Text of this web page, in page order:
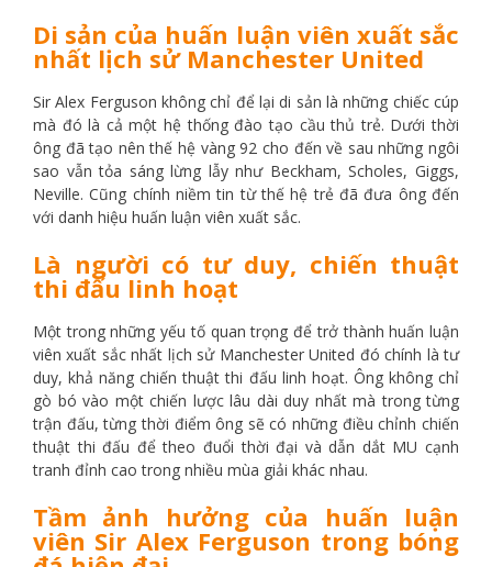
Di sản của huấn luận viên xuất sắc
nhất lịch sử Manchester United
Sir Alex Ferguson không chỉ để lại di sản là những chiếc cúp
mà đó là cả một hệ thống đào tạo cầu thủ trẻ. Dưới thời
ông đã tạo nên thế hệ vàng 92 cho đến về sau những ngôi
sao vẫn tỏa sáng lừng lẫy như Beckham, Scholes, Giggs,
Neville. Cũng chính niềm tin từ thế hệ trẻ đã đưa ông đến
với danh hiệu huấn luận viên xuất sắc.
Là người có tư duy, chiến thuật
thi đấu linh hoạt
Một trong những yếu tố quan trọng để trở thành huấn luận
viên xuất sắc nhất lịch sử Manchester United đó chính là tư
duy, khả năng chiến thuật thi đấu linh hoạt. Ông không chỉ
gò bó vào một chiến lược lâu dài duy nhất mà trong từng
trận đấu, từng thời điểm ông sẽ có những điều chỉnh chiến
thuật thi đấu để theo đuổi thời đại và dẫn dắt MU cạnh
tranh đỉnh cao trong nhiều mùa giải khác nhau.
Tầm ảnh hưởng của huấn luận
viên Sir Alex Ferguson trong bóng